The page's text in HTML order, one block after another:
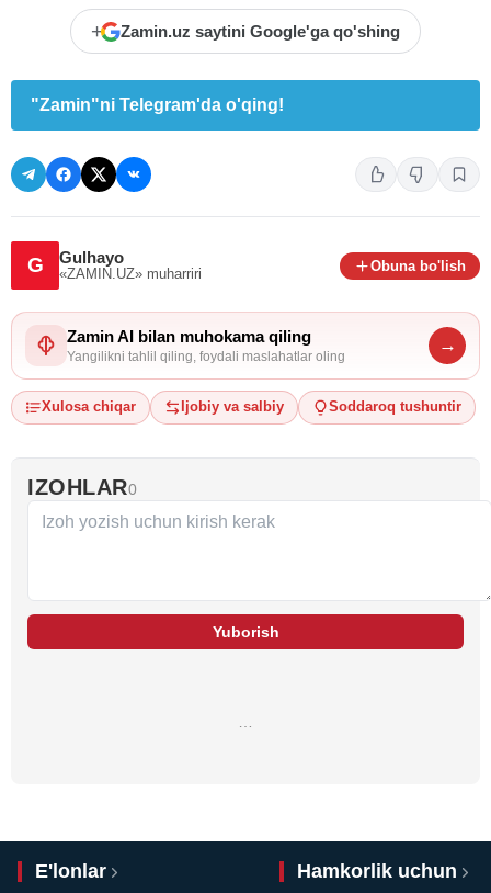
+ Zamin.uz saytini Google'ga qo'shing
"Zamin"ni Telegram'da o'qing!
G Gulhayo
«ZAMIN.UZ» muharriri
Obuna bo'lish
Zamin AI bilan muhokama qiling
Yangilikni tahlil qiling, foydali maslahatlar oling
→
Xulosa chiqar Ijobiy va salbiy Soddaroq tushuntir
IZOHLAR0
Yuborish
E'lonlar Hamkorlik uchun